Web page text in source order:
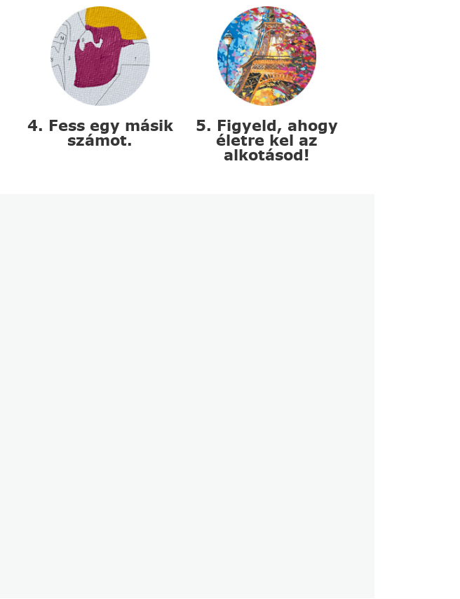
4. Fess egy másik
számot.
5. Figyeld, ahogy
életre kel az
alkotásod!